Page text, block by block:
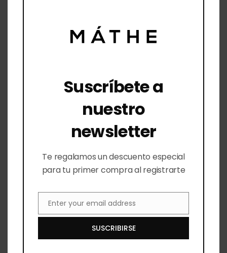
Lista de Deseos
Querétaro
Querétaro 76100 México
442 810 1877
14:00
Av. León Nte. 1007 A, Panorama, 37160 León,
Suscríbete a
nuestro
newsletter
Te regalamos un descuento especial
para tu primer compra al registrarte
EmailEnter your email address
SUSCRIBIRSE